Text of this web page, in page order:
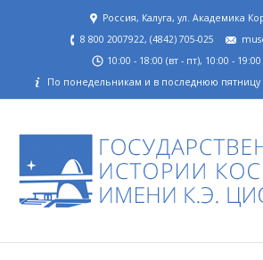
Россия, Калуга, ул. Академика
8 800 2007922, (4842) 705-025
10:00 - 18:00 (вт - пт), 10:00 -
По понедельникам и в последнюю пятницу